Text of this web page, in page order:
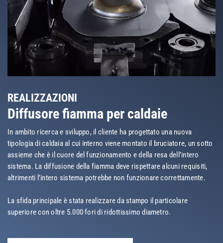
REALIZZAZIONI
Diffusore fiamma per caldaie
In ambito ricerca e sviluppo, il cliente ha progettato una nuova
tipologia di caldaia al cui interno viene montato il bruciatore, un sotto
assieme che è il cuore del funzionamento e della resa dell’intero
sistema. La diffusione della fiamma deve rispettare alcuni requisiti,
altrimenti l’intero sistema potrebbe non funzionare correttamente.
La sfida principale è stata realizzare da stampo il particolare
superiore con oltre 5.000 fori di ridottissimo diametro.